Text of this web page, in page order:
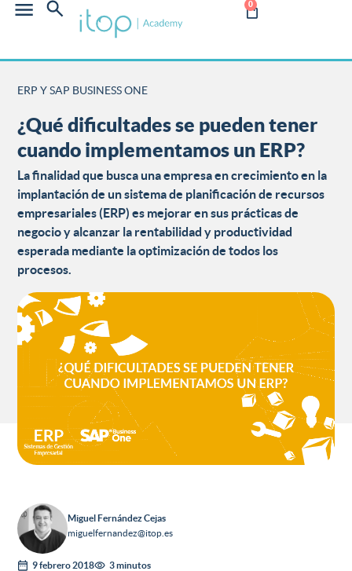
0
ERP Y SAP BUSINESS ONE
¿Qué dificultades se pueden tener
cuando implementamos un ERP?
La finalidad que busca una empresa en crecimiento en la
implantación de un sistema de planificación de recursos
empresariales (ERP) es mejorar en sus prácticas de
negocio y alcanzar la rentabilidad y productividad
esperada mediante la optimización de todos los
procesos.
Miguel Fernández Cejas
miguelfernandez@itop.es
9 febrero 2018 3 minutos